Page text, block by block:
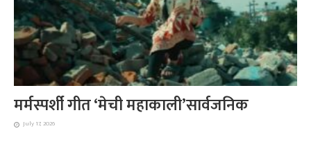
मर्मस्पर्शी गीत ‘मेची महाकाली’सार्वजनिक
July 17, 2026